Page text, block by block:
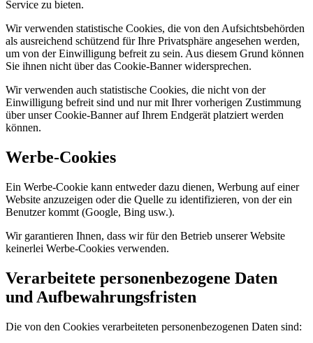
Service zu bieten.
Wir verwenden statistische Cookies, die von den Aufsichtsbehörden
als ausreichend schützend für Ihre Privatsphäre angesehen werden,
um von der Einwilligung befreit zu sein. Aus diesem Grund können
Sie ihnen nicht über das Cookie-Banner widersprechen.
Wir verwenden auch statistische Cookies, die nicht von der
Einwilligung befreit sind und nur mit Ihrer vorherigen Zustimmung
über unser Cookie-Banner auf Ihrem Endgerät platziert werden
können.
Werbe-Cookies
Ein Werbe-Cookie kann entweder dazu dienen, Werbung auf einer
Website anzuzeigen oder die Quelle zu identifizieren, von der ein
Benutzer kommt (Google, Bing usw.).
Wir garantieren Ihnen, dass wir für den Betrieb unserer Website
keinerlei Werbe-Cookies verwenden.
Verarbeitete personenbezogene Daten
und Aufbewahrungsfristen
Die von den Cookies verarbeiteten personenbezogenen Daten sind: